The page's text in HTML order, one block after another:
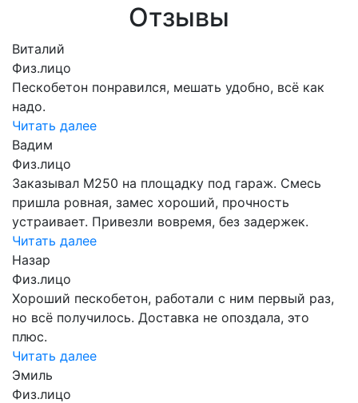
Отзывы
Виталий
Физ.лицо
Пескобетон понравился, мешать удобно, всё как
надо.
Читать далее
Вадим
Физ.лицо
Заказывал М250 на площадку под гараж. Смесь
пришла ровная, замес хороший, прочность
устраивает. Привезли вовремя, без задержек.
Читать далее
Назар
Физ.лицо
Хороший пескобетон, работали с ним первый раз,
но всё получилось. Доставка не опоздала, это
плюс.
Читать далее
Эмиль
Физ.лицо